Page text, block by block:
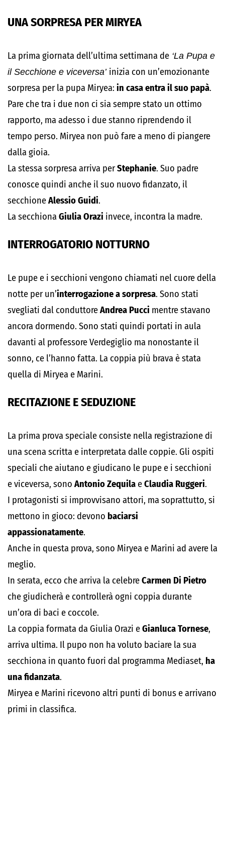
UNA SORPRESA PER MIRYEA
La prima giornata dell’ultima settimana de ‘La Pupa e
il Secchione e viceversa’ inizia con un’emozionante
sorpresa per la pupa Miryea: in casa entra il suo papà.
Pare che tra i due non ci sia sempre stato un ottimo
rapporto, ma adesso i due stanno riprendendo il
tempo perso. Miryea non può fare a meno di piangere
dalla gioia.
La stessa sorpresa arriva perStephanie. Suo padre
conosce quindi anche il suo nuovo fidanzato, il
secchioneAlessio Guidi.
La secchiona Giulia Orazi invece, incontra la madre.
INTERROGATORIO NOTTURNO
Le pupe e i secchioni vengono chiamati nel cuore della
notte per un’interrogazione a sorpresa. Sono stati
svegliati dal conduttoreAndrea Pucci mentre stavano
ancora dormendo. Sono stati quindi portati in aula
davanti al professore Verdegiglio ma nonostante il
sonno, ce l’hanno fatta. La coppia più brava è stata
quella di Miryea e Marini.
RECITAZIONE E SEDUZIONE
La prima prova speciale consiste nella registrazione di
una scena scritta e interpretata dalle coppie. Gli ospiti
speciali che aiutano e giudicano le pupe e i secchioni
e viceversa, sono Antonio Zequila eClaudia Ruggeri.
I protagonisti si improvvisano attori, ma soprattutto, si
mettono in gioco: devono baciarsi
appassionatamente.
Anche in questa prova, sono Miryea e Marini ad avere la
meglio.
In serata, ecco che arriva la celebreCarmen Di Pietro
che giudicherà e controllerà ogni coppia durante
un’ora di baci e coccole.
La coppia formata da Giulia Orazi eGianluca Tornese,
arriva ultima. Il pupo non ha voluto baciare la sua
secchiona in quanto fuori dal programma Mediaset, ha
una fidanzata.
Miryea e Marini ricevono altri punti di bonus e arrivano
primi in classifica.